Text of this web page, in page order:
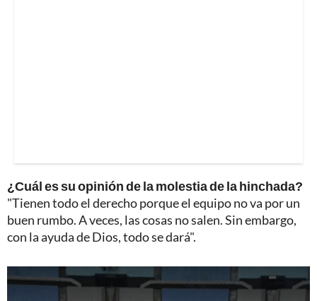
¿Cuál es su opinión de la molestia de la hinchada?
"Tienen todo el derecho porque el equipo no va por un
buen rumbo. A veces, las cosas no salen. Sin embargo,
con la ayuda de Dios, todo se dará".